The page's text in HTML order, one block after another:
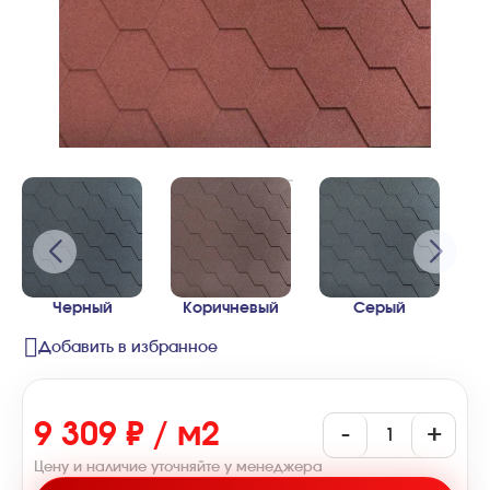
Черный Коричневый Серый
Добавить в избранное
9 309 ₽ / м2 - +
Цену и наличие уточняйте у менеджера